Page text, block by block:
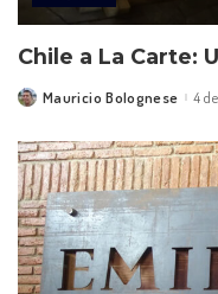
Chile a La Carte:
PostedMauricio Bolognese 4